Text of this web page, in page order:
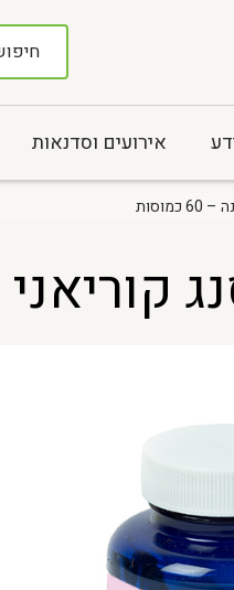
אירועים וסדנאות
–